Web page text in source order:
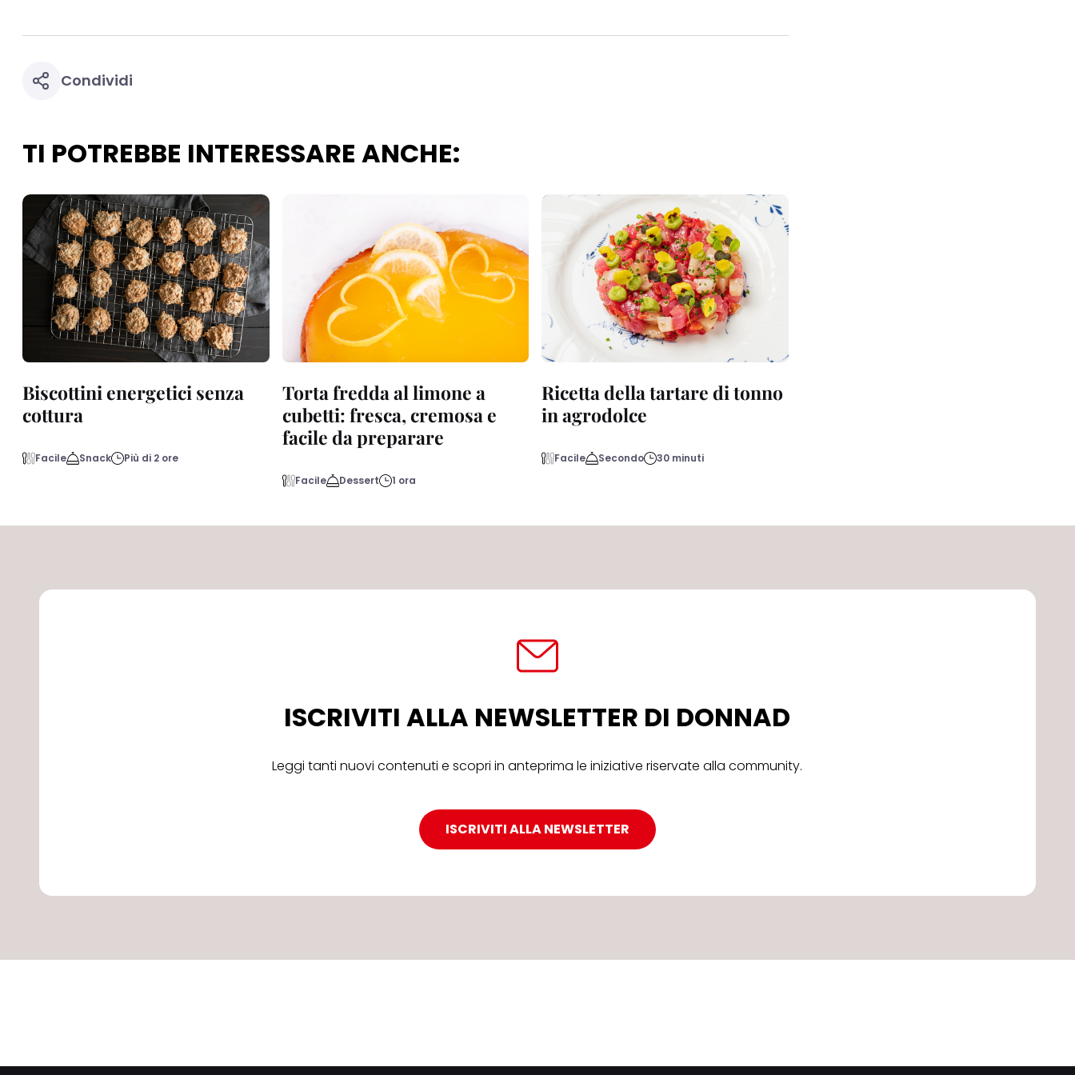
Condividi
TI POTREBBE INTERESSARE ANCHE:
Biscottini energetici senza
cottura
Facile Snack Più di 2 ore
Torta fredda al limone a
cubetti: fresca, cremosa e
facile da preparare
Facile Dessert 1 ora
Ricetta della tartare di tonno
in agrodolce
Facile Secondo 30 minuti
ISCRIVITI ALLA NEWSLETTER DI DONNAD
Leggi tanti nuovi contenuti e scopri in anteprima le iniziative riservate alla community.
ISCRIVITI ALLA NEWSLETTER